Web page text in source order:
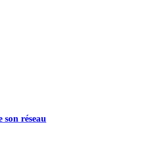
son réseau